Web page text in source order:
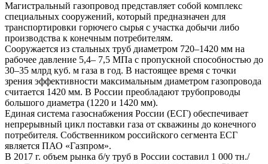
Магистральный газопровод представляет собой комплекс
специальных сооружений, который предназначен для
транспортировки горючего сырья с участка добычи либо
производства к конечным потребителям.
Сооружается из стальных труб диаметром 720–1420 мм на
рабочее давление 5,4– 7,5 МПа с пропускной способностью до
30–35 млрд куб. м газа в год. В настоящее время с точки
зрения эффективности максимальным диаметром газопровода
считается 1420 мм. В России преобладают трубопроводы
большого диаметра (1220 и 1420 мм).
Единая система газоснабжения России (ЕСГ) обеспечивает
непрерывный цикл поставки газа от скважины до конечного
потребителя. Собственником российского сегмента ЕСГ
является ПАО «Газпром».
В 2017 г. объем рынка б/у труб в России составил 1 000 тн./